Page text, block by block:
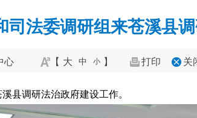
司法委调研组来苍溪县
心 【 大 中 小 】 打印 关
县调研法治政府建设工作。